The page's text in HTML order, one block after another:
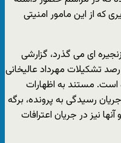
که از این مامور امنیتی
زنجیره ای می گذرد، گزارشی
تشکیلات مهرداد عالیخانی
است. مستند به اظهارات
رسیدگی به پرونده، برگه
نیز در جریان اعترافات